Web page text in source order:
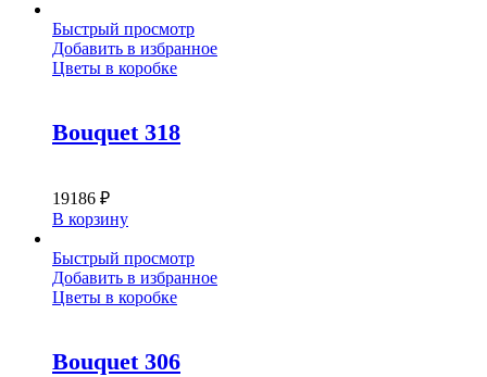
Быстрый просмотр
Добавить в избранное
Цветы в коробке
Bouquet 318
19186 ₽
В корзину
Быстрый просмотр
Добавить в избранное
Цветы в коробке
Bouquet 306